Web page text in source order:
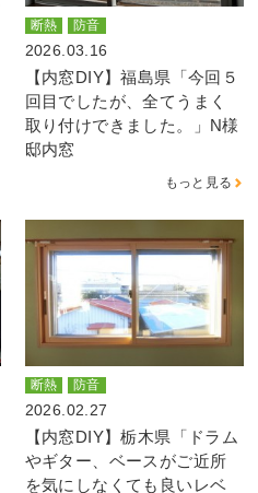
断熱 防音
2026.03.16
【内窓DIY】福島県「今回５
回目でしたが、全てうまく
取り付けできました。」N様
邸内窓
もっと見る
断熱 防音
2026.02.27
【内窓DIY】栃木県「ドラム
やギター、ベースがご近所
を気にしなくても良いレベ